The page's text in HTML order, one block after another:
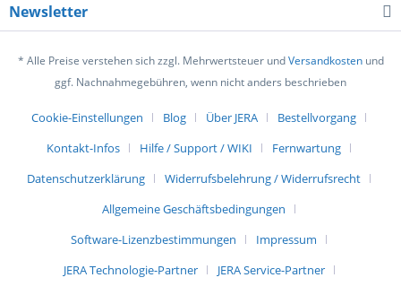
Newsletter
* Alle Preise verstehen sich zzgl. Mehrwertsteuer undVersandkostenund
ggf. Nachnahmegebühren, wenn nicht anders beschrieben
Cookie-Einstellungen Blog Über JERA
Bestellvorgang
Kontakt-Infos
Hilfe / Support / WIKI
Fernwartung
Datenschutzerklärung
Widerrufsbelehrung / Widerrufsrecht
Allgemeine Geschäftsbedingungen
Software-Lizenzbestimmungen
Impressum
JERA Technologie-Partner
JERA Service-Partner